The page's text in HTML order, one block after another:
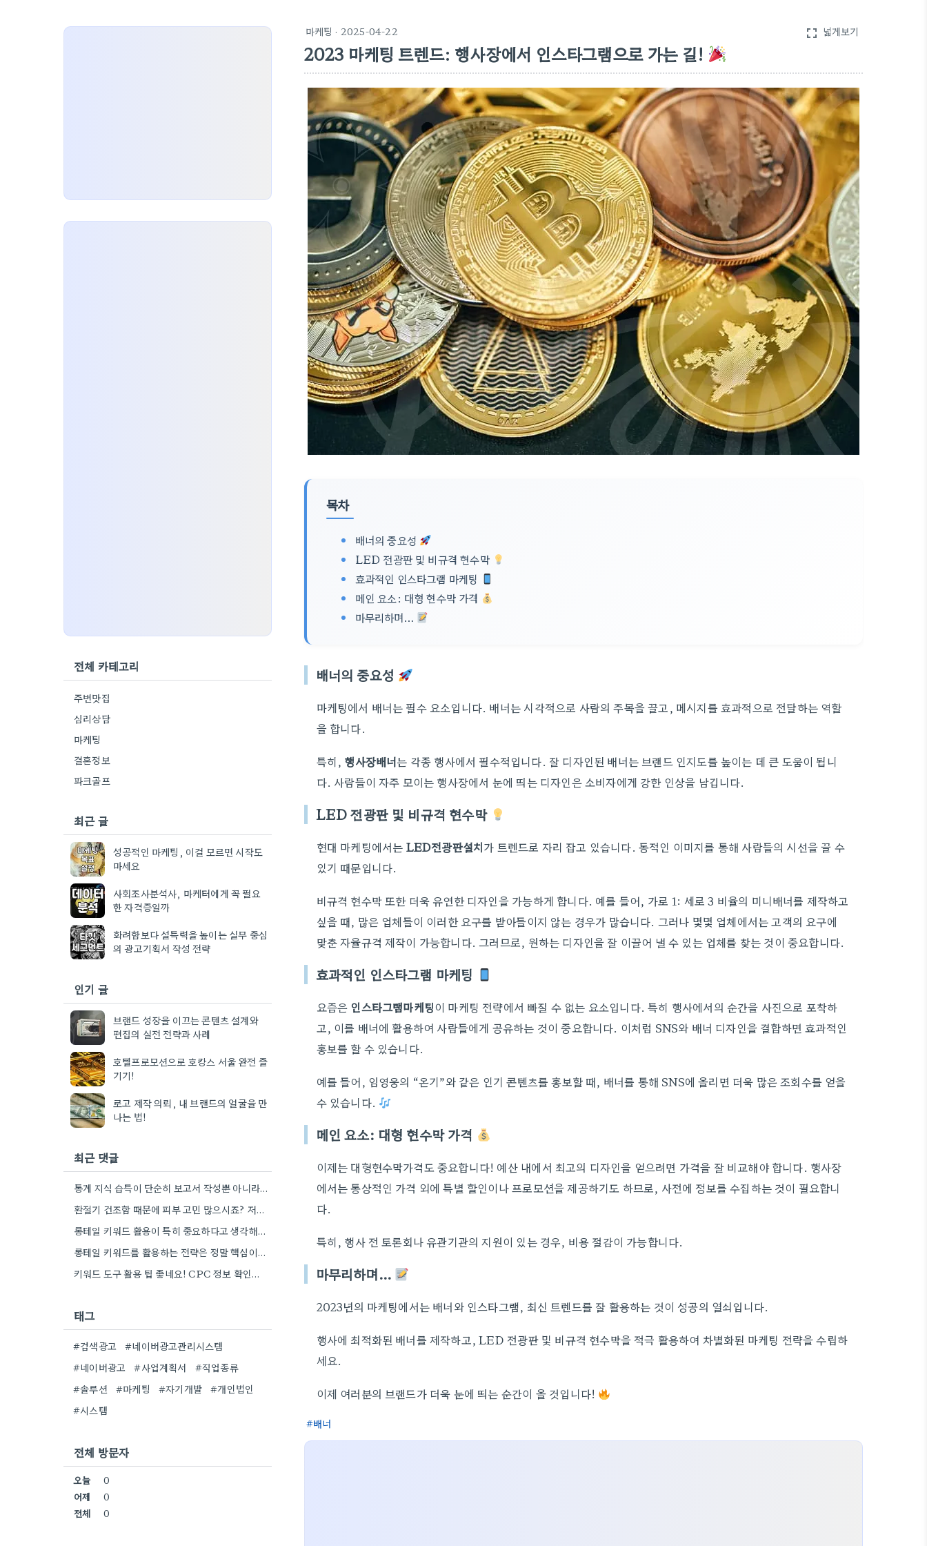
마케팅 · 2025-04-22 fullscreen 넓게보기
2023 마케팅 트렌드: 행사장에서 인스타그램으로 가는 길!
목차
배너의 중요성
LED 전광판 및 비규격 현수막
효과적인 인스타그램 마케팅
메인 요소: 대형 현수막 가격
마무리하며…
배너의 중요성
마케팅에서 배너는 필수 요소입니다. 배너는 시각적으로 사람의 주목을 끌고, 메시지를 효과적으로 전달하는 역할
을 합니다.
특히, 행사장배너는 각종 행사에서 필수적입니다. 잘 디자인된 배너는 브랜드 인지도를 높이는 데 큰 도움이 됩니
다. 사람들이 자주 모이는 행사장에서 눈에 띄는 디자인은 소비자에게 강한 인상을 남깁니다.
LED 전광판 및 비규격 현수막
현대 마케팅에서는 LED전광판설치가 트렌드로 자리 잡고 있습니다. 동적인 이미지를 통해 사람들의 시선을 끌 수
있기 때문입니다.
비규격 현수막 또한 더욱 유연한 디자인을 가능하게 합니다. 예를 들어, 가로 1: 세로 3 비율의 미니배너를 제작하고
싶을 때, 많은 업체들이 이러한 요구를 받아들이지 않는 경우가 많습니다. 그러나 몇몇 업체에서는 고객의 요구에
맞춘 자율규격 제작이 가능합니다. 그러므로, 원하는 디자인을 잘 이끌어 낼 수 있는 업체를 찾는 것이 중요합니다.
효과적인 인스타그램 마케팅
요즘은 인스타그램마케팅이 마케팅 전략에서 빠질 수 없는 요소입니다. 특히 행사에서의 순간을 사진으로 포착하
고, 이를 배너에 활용하여 사람들에게 공유하는 것이 중요합니다. 이처럼 SNS와 배너 디자인을 결합하면 효과적인
홍보를 할 수 있습니다.
예를 들어, 임영웅의 “온기”와 같은 인기 콘텐츠를 홍보할 때, 배너를 통해 SNS에 올리면 더욱 많은 조회수를 얻을
수 있습니다.
메인 요소: 대형 현수막 가격
이제는 대형현수막가격도 중요합니다! 예산 내에서 최고의 디자인을 얻으려면 가격을 잘 비교해야 합니다. 행사장
에서는 통상적인 가격 외에 특별 할인이나 프로모션을 제공하기도 하므로, 사전에 정보를 수집하는 것이 필요합니
다.
특히, 행사 전 토론회나 유관기관의 지원이 있는 경우, 비용 절감이 가능합니다.
마무리하며…
2023년의 마케팅에서는 배너와 인스타그램, 최신 트렌드를 잘 활용하는 것이 성공의 열쇠입니다.
행사에 최적화된 배너를 제작하고, LED 전광판 및 비규격 현수막을 적극 활용하여 차별화된 마케팅 전략을 수립하
세요.
이제 여러분의 브랜드가 더욱 눈에 띄는 순간이 올 것입니다!
배너
전체 카테고리
주변맛집
심리상담
마케팅
결혼정보
파크골프
최근 글
성공적인 마케팅, 이걸 모르면 시작도
마세요
사회조사분석사, 마케터에게 꼭 필요
한 자격증일까
화려함보다 설득력을 높이는 실무 중심
의 광고기획서 작성 전략
인기 글
브랜드 성장을 이끄는 콘텐츠 설계와
편집의 실전 전략과 사례
호텔프로모션으로 호캉스 서울 완전 즐
기기!
로고 제작 의뢰, 내 브랜드의 얼굴을 만
나는 법!
최근 댓글
통계 지식 습득이 단순히 보고서 작성뿐 아니라, 캠페인 성과 측정에도 도움이 된다니 흥미롭네요.
환절기 건조함 때문에 피부 고민 많으시죠? 저도 평소에 수분 관리 신경 쓰느라 시간 오래 뺏깁니다.
롱테일 키워드 활용이 특히 중요하다고 생각해요. 제가 비슷한 경험을 할 때, 너무 일반적인 키워드에 집중했더니…
롱테일 키워드를 활용하는 전략은 정말 핵심이네요. 저도 이전에는 너무 넓은 범위의 키워드에 집중해서 예산을 낭비했던…
키워드 도구 활용 팁 좋네요! CPC 정보 확인하면서 예산 짜는 게 정말 중요할 것 같아요.
태그
#검색광고
#네이버광고관리시스템
#네이버광고
#사업계획서
#직업종류
#솔루션
#마케팅 #자기개발
#개인법인
#시스템
전체 방문자
오늘
0
어제
0
전체
0